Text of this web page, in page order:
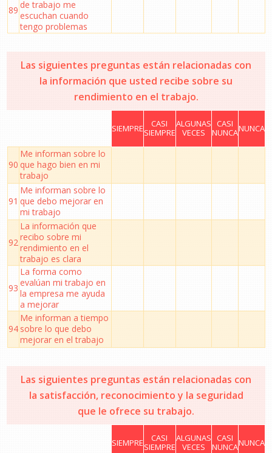
89 de trabajo me
escuchan cuando
tengo problemas
Las siguientes preguntas están relacionadas con
la información que usted recibe sobre su
rendimiento en el trabajo.
SIEMPRE
CASI
SIEMPRE
ALGUNAS
VECES
CASI
NUNCANUNCA
90
Me informan sobre lo
que hago bien en mi
trabajo
91
Me informan sobre lo
que debo mejorar en
mi trabajo
92
La información que
recibo sobre mi
rendimiento en el
trabajo es clara
93
La forma como
evalúan mi trabajo en
la empresa me ayuda
a mejorar
94
Me informan a tiempo
sobre lo que debo
mejorar en el trabajo
Las siguientes preguntas están relacionadas con
la satisfacción, reconocimiento y la seguridad
que le ofrece su trabajo.
SIEMPRE
CASI
SIEMPRE
ALGUNAS
VECES
CASI
NUNCANUNCA